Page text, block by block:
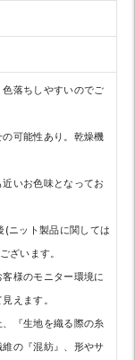
落ちしやすいのでご
可能性あり。乾燥機
いお色味となってお
ニット製品に関しては
ざいます。
様のモニター環境に
えます。
『生地を織る際の糸
の『混紡』、形やサ